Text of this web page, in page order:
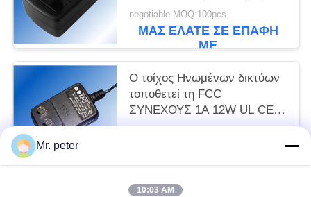
προσαρμοστή δύναμης
negotiable MOQ:100pcs
ΜΑΣ ΕΛΆΤΕ ΣΕ ΕΠΑΦΉ
ΜΕ
Ο τοίχος Ηνωμένων δικτύων
τοποθετεί τη FCC
ΣΥΝΕΧΟΥΣ 1A 12W UL CE
προσαρμοστών δύναμης 12V
ΜΕ
Mr. peter
10:03 AM